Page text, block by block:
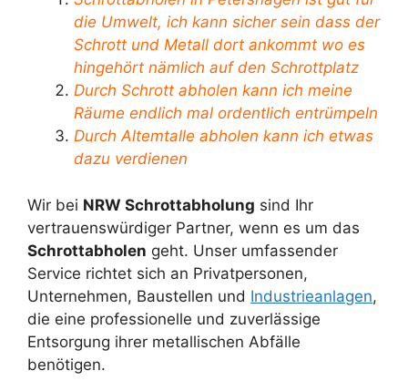
die Umwelt, ich kann sicher sein dass der
Schrott und Metall dort ankommt wo es
hingehört nämlich auf den Schrottplatz
Durch Schrott abholen kann ich meine
Räume endlich mal ordentlich entrümpeln
Durch Altemtalle abholen kann ich etwas
dazu verdienen
Wir bei NRW Schrottabholung sind Ihr
vertrauenswürdiger Partner, wenn es um das
Schrottabholen geht. Unser umfassender
Service richtet sich an Privatpersonen,
Unternehmen, Baustellen und Industrieanlagen,
die eine professionelle und zuverlässige
Entsorgung ihrer metallischen Abfälle
benötigen.